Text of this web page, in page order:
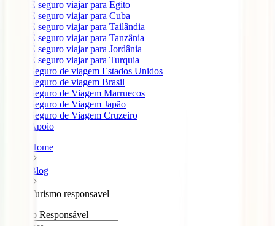
É seguro viajar para Egito
É seguro viajar para Cuba
É seguro viajar para Tailândia
É seguro viajar para Tanzânia
É seguro viajar para Jordânia
É seguro viajar para Turquia
Seguro de viagem Estados Unidos
Seguro de viagem Brasil
Seguro de Viagem Marruecos
Seguro de Viagem Japão
Seguro de Viagem Cruzeiro
Apoio
Home
Blog
Turismo responsavel
Turismo Responsável